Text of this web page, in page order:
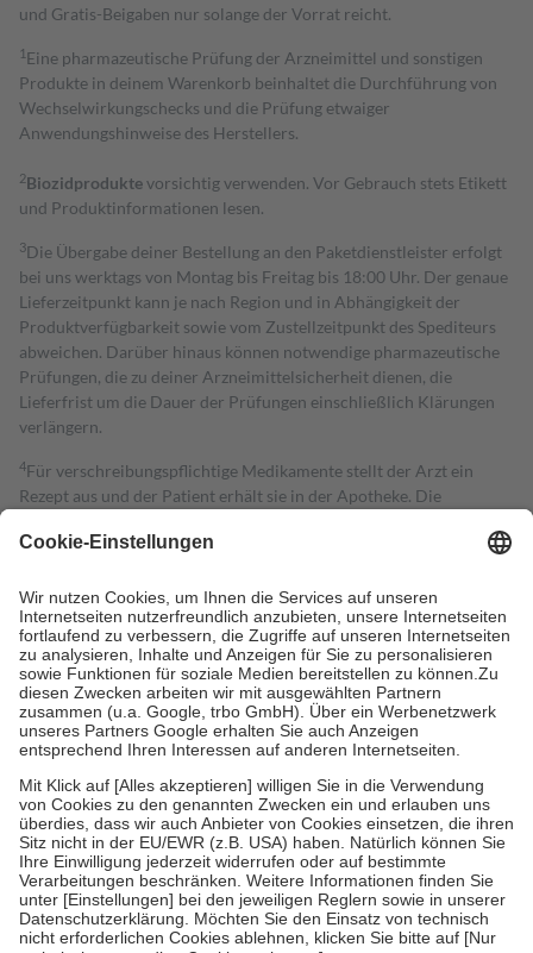
und Gratis-Beigaben nur solange der Vorrat reicht.
1 Eine pharmazeutische Prüfung der Arzneimittel und sonstigen
Produkte in deinem Warenkorb beinhaltet die Durchführung von
Wechselwirkungschecks und die Prüfung etwaiger
Anwendungshinweise des Herstellers.
2Biozidproduktevorsichtig verwenden. Vor Gebrauch stets Etikett
und Produktinformationen lesen.
3Die Übergabe deiner Bestellung an den Paketdienstleister erfolgt
bei uns werktags von Montag bis Freitag bis 18:00 Uhr. Der genaue
Lieferzeitpunkt kann je nach Region und in Abhängigkeit der
Produktverfügbarkeit sowie vom Zustellzeitpunkt des Spediteurs
abweichen. Darüber hinaus können notwendige pharmazeutische
Prüfungen, die zu deiner Arzneimittelsicherheit dienen, die
Lieferfrist um die Dauer der Prüfungen einschließlich Klärungen
verlängern.
4Für verschreibungspflichtige Medikamente stellt der Arzt ein
Rezept aus und der Patient erhält sie in der Apotheke. Die
Kosten dafür, der Versicherte trägt einen Teil davon als Zuzahlung
Grundsätzlich leisten Mitglieder Zuzahlungen in Höhe von zehn
Prozent des Abgabepreises,mindestensjedochfünf Euround
höchstens zehn Euro.Es sind jedoch nie mehr als die tatsächlichen
Kosten der Leistung zu entrichten.
Diese Regeln gelten grundsätzlich auch für Online-Apotheken.
Bei Heilmitteln und häuslicher Krankenpflege beträgt die
Zuzahlung zehn Prozent der Kosten sowie zehn Euro je
Um das Engagement der Versicherten für ihre eigene Gesundheit zu
stärken und die besondere Stellung der Familie zu unterstützen,
fallenkeine Zuzahlungen an bei:
• Kindern und Jugendlichen bis zum vollendeten 18. Lebensjahr
mit Ausnahme der Fahrkosten
• Untersuchungen zur Vorsorge und Früherkennung, die von der
GKV getragen werden